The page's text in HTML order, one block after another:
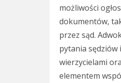
możliwości
dokumentów,
przez sąd.
pytania sędziów
wierzycielami
elementem